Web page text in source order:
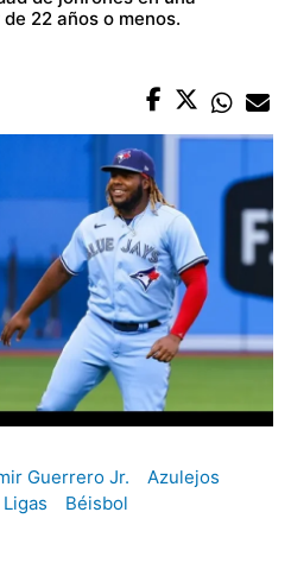
22 años o menos.
Guerrero Jr.
Azulejos
Béisbol